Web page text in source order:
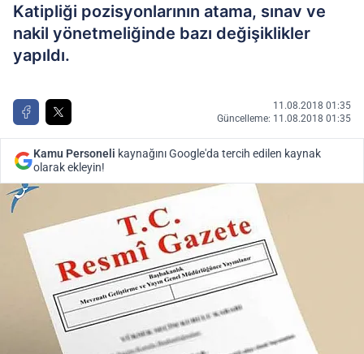
Katipliği pozisyonlarının atama, sınav ve
nakil yönetmeliğinde bazı değişiklikler
yapıldı.
11.08.2018 01:35
Güncelleme: 11.08.2018 01:35
Kamu Personeli kaynağını Google'da tercih edilen kaynak
olarak ekleyin!